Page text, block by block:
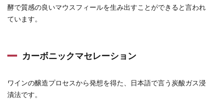
酵で質感の良いマウスフィールを生み出すことができると言われ
ています。
カーボニックマセレーション
ワインの醸造プロセスから発想を得た、日本語で言う炭酸ガス浸
漬法です。